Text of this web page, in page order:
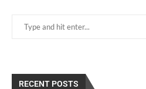
RECENT POSTS